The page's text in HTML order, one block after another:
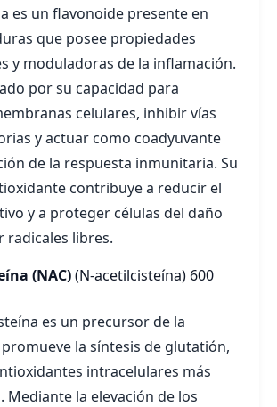
es un flavonoide presente en
que posee propiedades
y moduladoras de la inflamación.
por su capacidad para
celulares, inhibir vías
y actuar como coadyuvante
de la respuesta inmunitaria. Su
contribuye a reducir el
y a proteger células del daño
radicales libres.
(NAC)(N-acetilcisteína) 600
es un precursor de la
la síntesis de glutatión,
intracelulares más
Mediante la elevación de los